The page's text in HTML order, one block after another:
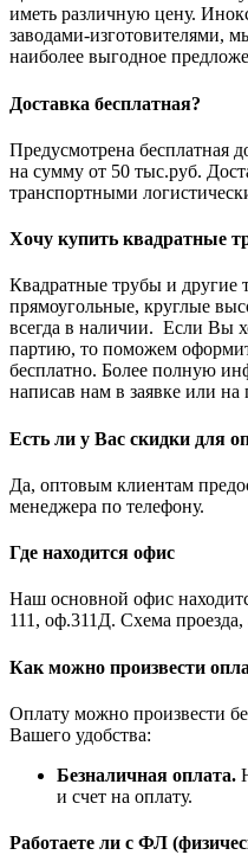
иметь различную цену.
заводами-изготовителями,
наиболее выгодное
Доставка бесплатная?
Предусмотрена бесплатная
на сумму от 50 тыс.руб.
транспортными
Хочу купить квадратные
Квадратные трубы и другие
прямоугольные, круглые
всегда в наличии. Если Вы
партию, то поможем
бесплатно. Более полную
написав нам в заявке или на
Есть ли у Вас скидки для
Да, оптовым клиентам
менеджера по телефону.
Где находится офис
Наш основной офис
111, оф.311Д. Схема проезда,
Как можно произвести
Оплату можно произвести
Вашего удобства:
Безналичная оплата.
и счет на оплату.
Работаете ли с ФЛ